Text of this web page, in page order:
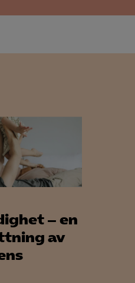
– en
av